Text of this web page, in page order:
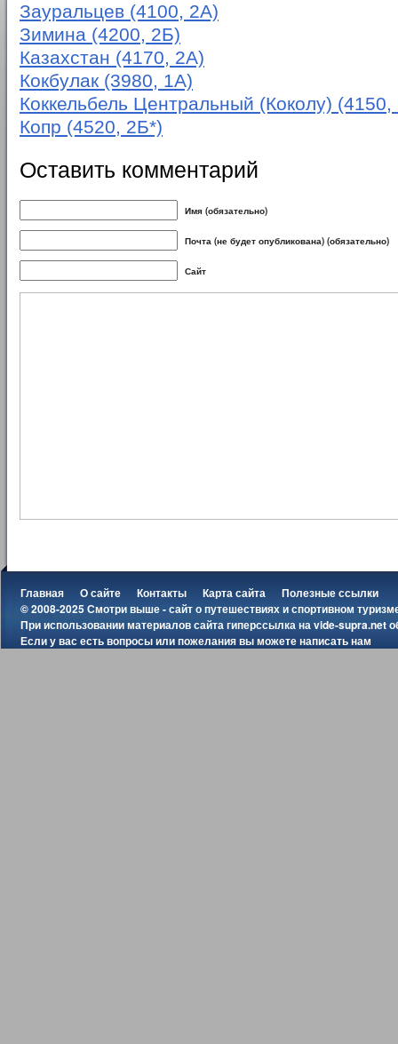
Зауральцев (4100, 2А)
Зимина (4200, 2Б)
Казахстан (4170, 2А)
Кокбулак (3980, 1А)
Коккельбель Центральный (Коколу)
Копр (4520, 2Б*)
Оставить комментарий
Имя (обязательно)
Почта (не будет опубликована) (обязательно)
Сайт
Главная О сайте Контакты Карта сайта
Полезные ссылки
© 2008-2025 Смотри выше - сайт о путешествиях и спортивном
При использовании материалов сайта гиперссылка наvide-supra.net
Если у вас есть вопросы или пожелания вы можетенаписать нам